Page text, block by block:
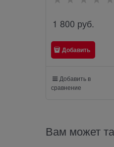
1 800 руб.
Добавить
Добавить в
сравнение
Вам может